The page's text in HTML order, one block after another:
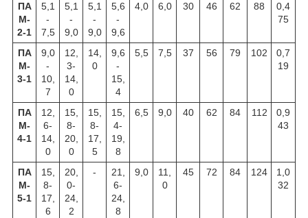
ПА
М-
2-1
5,1
-
7,5
5,1
-
9,0
5,1
-
9,0
5,6
-
9,6
4,0 6,0 30 46 62 88
0,4
75
ПА
М-
3-1
9,0
-
10,
7
12,
3-
14,
0
14,
0
9,6
-
15,
4
5,5 7,5 37 56 79 102
0,7
19
ПА
М-
4-1
12,
6-
14,
0
15,
8-
20,
0
15,
8-
17,
5
15,
4-
19,
8
6,5 9,0 40 62 84 112
0,9
43
ПА
М-
5-1
15,
8-
17,
6
20,
0-
24,
2
-
21,
6-
24,
8
9,0
11,
0
45 72 84 124
1,0
32